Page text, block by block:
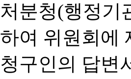
처분청(행정기
하여 위원회에
청구인의 답변